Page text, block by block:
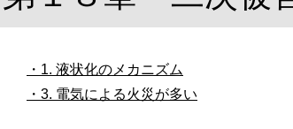
1. 液状化のメカニズム
3. 電気による火災が多い